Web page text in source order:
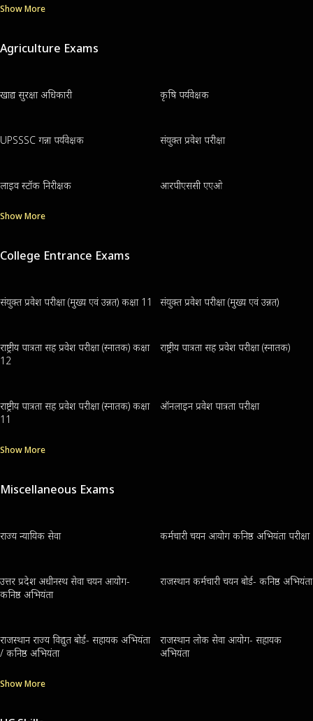
Show More
Agriculture Exams
खाद्य सुरक्षा अधिकारी कृषि पर्यवेक्षक
UPSSSC गन्ना पर्यवेक्षक संयुक्त प्रवेश परीक्षा
लाइव स्टॉक निरीक्षक आरपीएससी एएओ
Show More
College Entrance Exams
संयुक्त प्रवेश परीक्षा (मुख्य एवं उन्नत) कक्षा 11 संयुक्त प्रवेश परीक्षा (मुख्य एवं उन्नत)
राष्ट्रीय पात्रता सह प्रवेश परीक्षा (स्नातक) कक्षा
12
राष्ट्रीय पात्रता सह प्रवेश परीक्षा (स्नातक)
राष्ट्रीय पात्रता सह प्रवेश परीक्षा (स्नातक) कक्षा
11
ऑनलाइन प्रवेश पात्रता परीक्षा
Show More
Miscellaneous Exams
राज्य न्यायिक सेवा कर्मचारी चयन आयोग कनिष्ठ अभियंता परीक्षा
उत्तर प्रदेश अधीनस्थ सेवा चयन आयोग-
कनिष्ठ अभियंता
राजस्थान कर्मचारी चयन बोर्ड- कनिष्ठ अभियंता
राजस्थान राज्य विद्युत बोर्ड- सहायक अभियंता
/ कनिष्ठ अभियंता
राजस्थान लोक सेवा आयोग- सहायक
अभियंता
Show More